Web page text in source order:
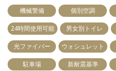
機械警備 個別空調
24時間使用可能 男女別トイレ
光ファイバー ウォシュレット
駐車場 新耐震基準